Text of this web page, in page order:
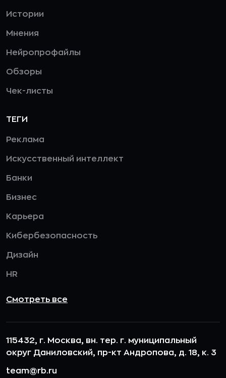
Истории
Мнения
Нейропрофайлы
Обзоры
Чек-листы
ТЕГИ
Реклама
Искусственный интеллект
Банки
Бизнес
Карьера
Кибербезопасность
Дизайн
HR
Смотреть все
115432, г. Москва, вн. тер. г. муниципальный
округ Даниловский, пр-кт Андропова, д. 18, к. 3
team@rb.ru